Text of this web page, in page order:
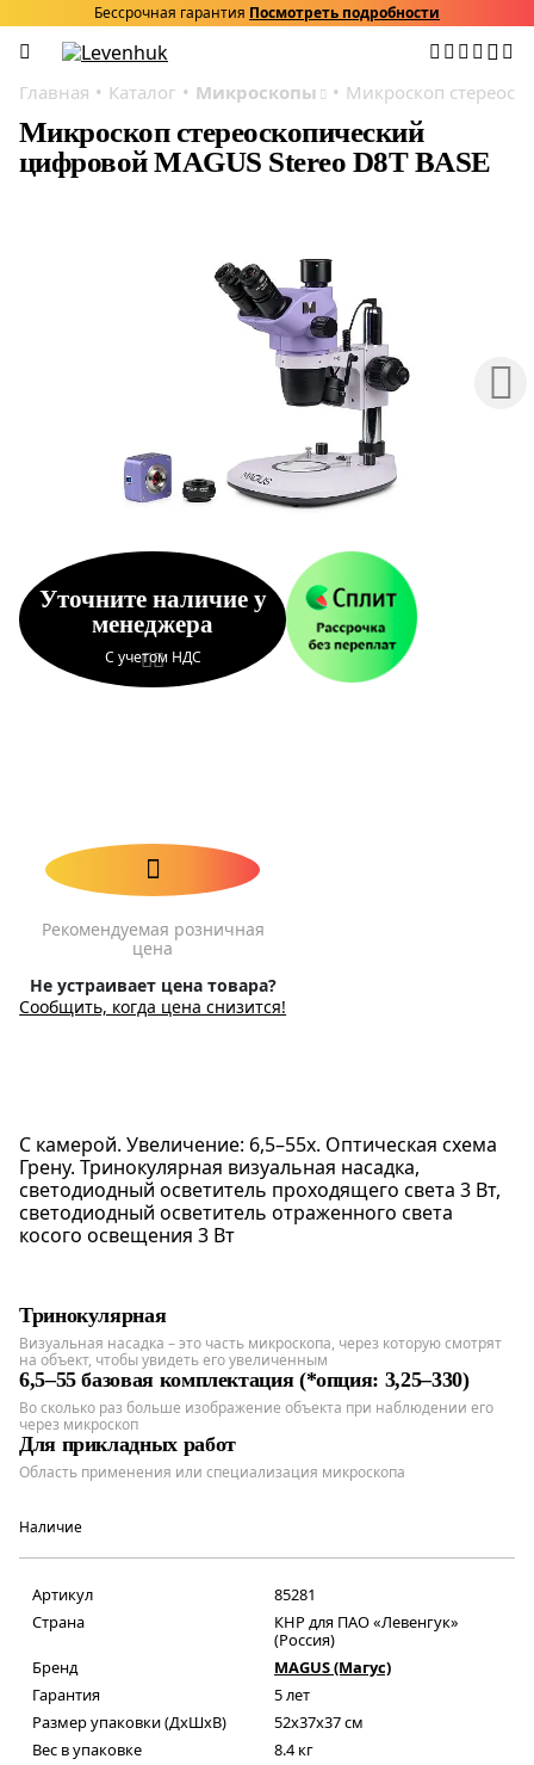
Бессрочная гарантия Посмотреть подробности
Главная Каталог Микроскопы Микроскоп
Микроскоп стереоскопический
цифровой MAGUS Stereo D8T BASE
Уточните наличие у
менеджера
С учетом НДС
Рекомендуемая розничная
цена
Не устраивает цена товара?
Сообщить, когда цена снизится!
С камерой. Увеличение: 6,5–55х. Оптическая схема
Грену. Тринокулярная визуальная насадка,
светодиодный осветитель проходящего света 3 Вт,
светодиодный осветитель отраженного света
косого освещения 3 Вт
Тринокулярная
Визуальная насадка – это часть микроскопа, через которую смотрят
на объект, чтобы увидеть его увеличенным
6,5–55 базовая комплектация (*опция: 3,25–330)
Во сколько раз больше изображение объекта при наблюдении его
через микроскоп
Для прикладных работ
Область применения или специализация микроскопа
Наличие
Артикул
85281
Страна
КНР для ПАО «Левенгук»
(Россия)
Бренд
MAGUS (Магус)
Гарантия
5 лет
Размер упаковки (ДxШxВ)
52x37x37 см
Вес в упаковке
8.4 кг